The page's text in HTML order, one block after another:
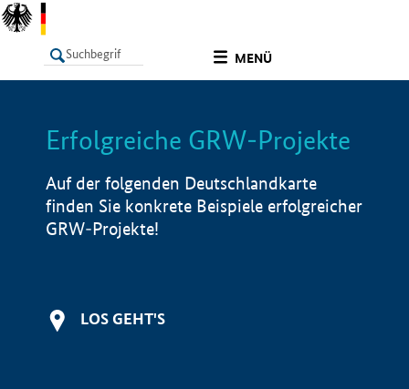
MENÜ
LISTE Info
Erfolgreiche GRW-Projekte
Auf der folgenden Deutschlandkarte
finden Sie konkrete Beispiele erfolgreicher
GRW-Projekte!
LOS GEHT'S